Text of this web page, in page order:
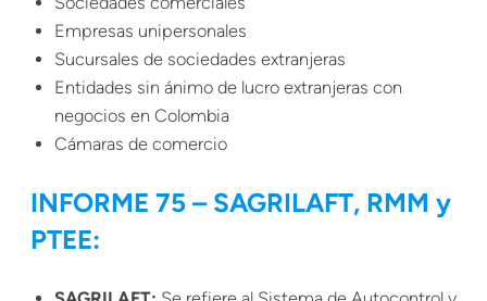
Empresas unipersonales
Sucursales de sociedades extranjeras
Entidades sin ánimo de lucro extranjeras con
negocios en Colombia
Cámaras de comercio
INFORME 75 – SAGRILAFT, RMM y
PTEE: